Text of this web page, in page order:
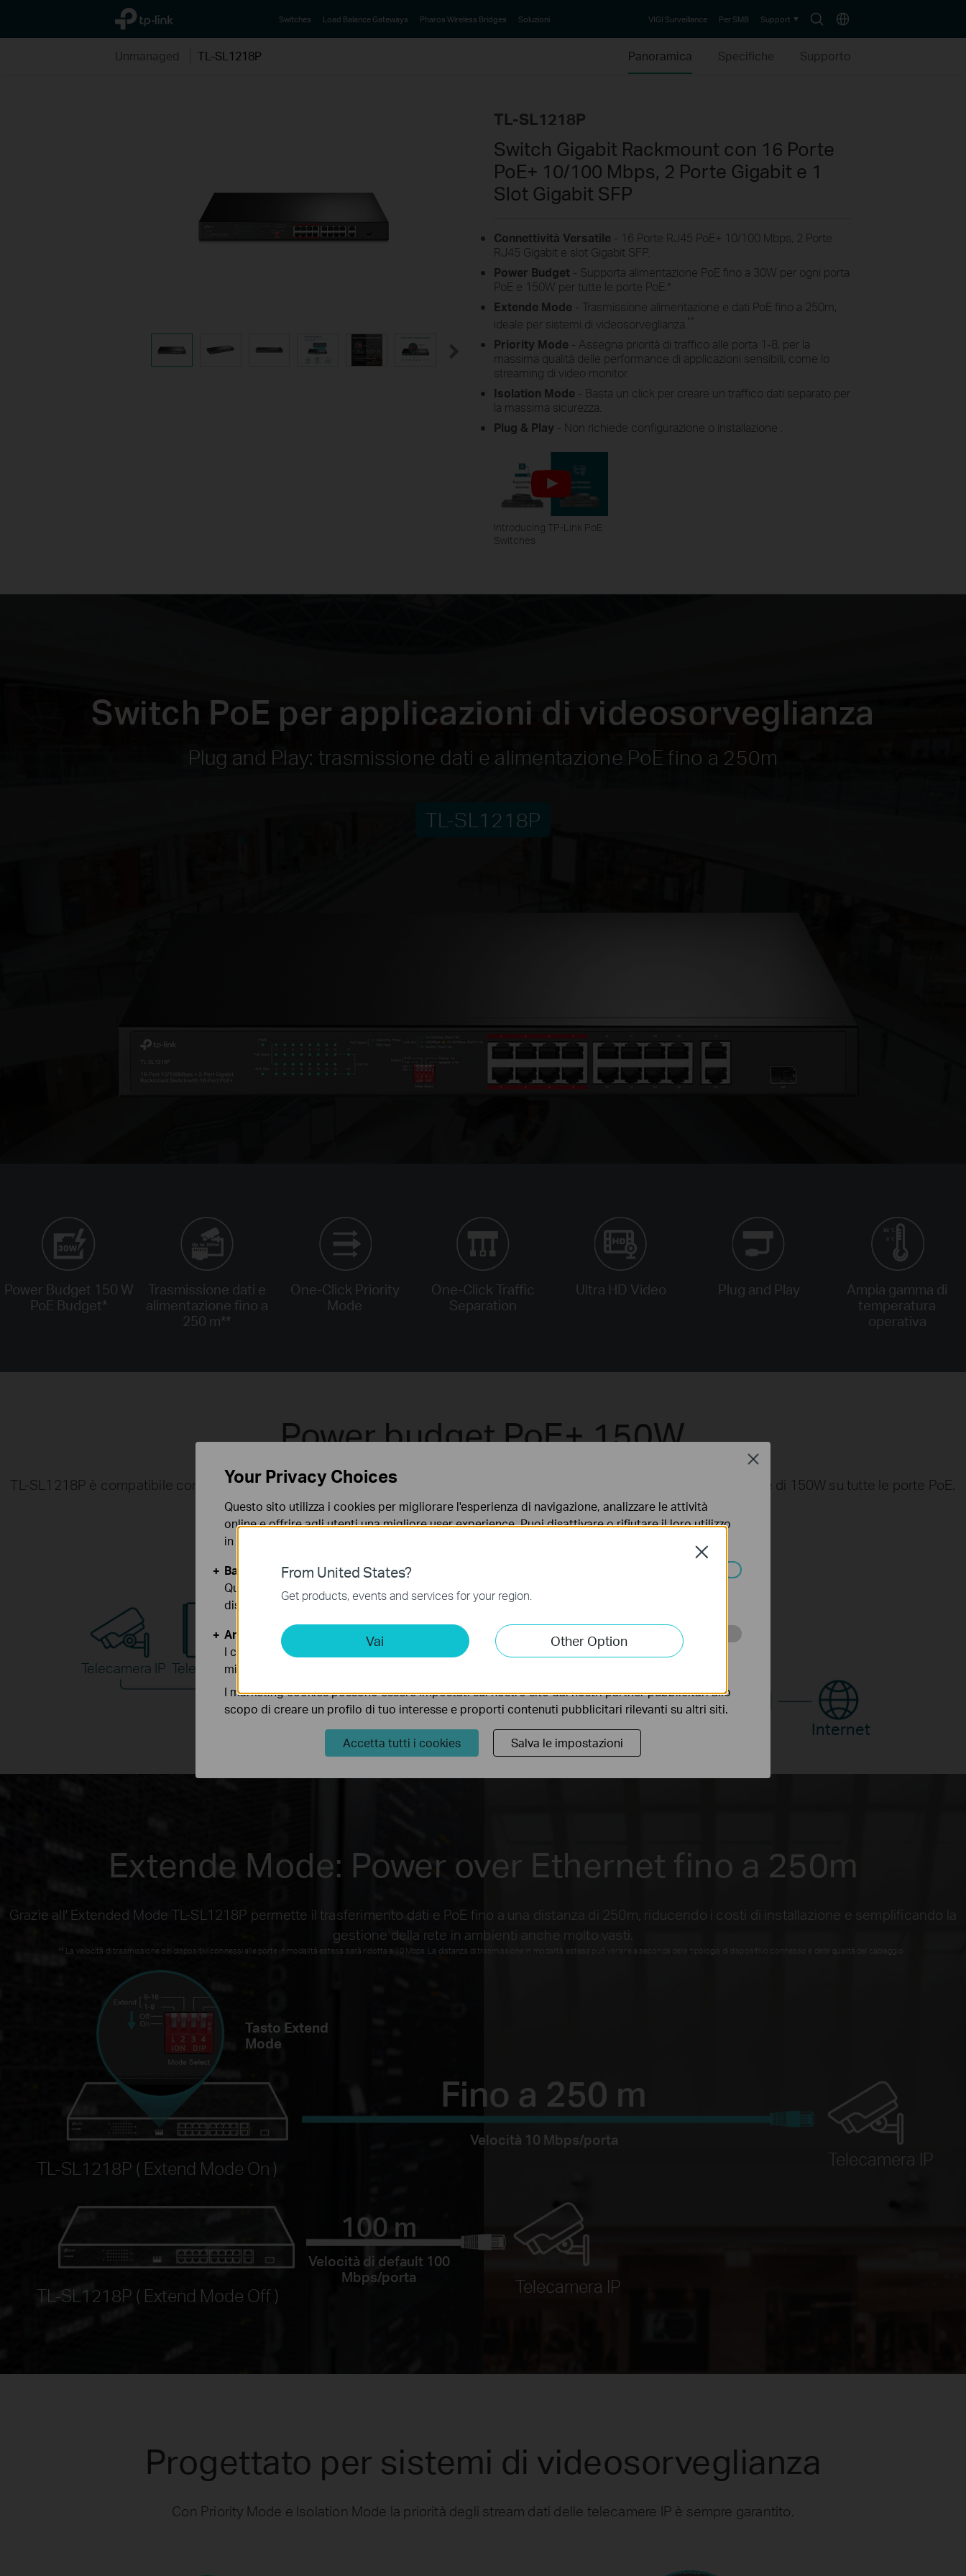
TP-Link, Reliably Smart
SearchChoose
Switches Load Balance Gateways Pharos Wireless Bridges Soluzioni VIGI Surveillance Per SMB Support
Unmanaged TL-SL1218P Panoramica Specifiche Supporto
TL-SL1218P
Switch Gigabit Rackmount con 16 Porte
PoE+ 10/100 Mbps, 2 Porte Gigabit e 1
Slot Gigabit SFP
Connettività Versatile - 16 Porte RJ45 PoE+ 10/100 Mbps, 2 Porte
RJ45 Gigabit e slot Gigabit SFP.
Power Budget - Supporta alimentazione PoE fino a 30W per ogni porta
PoE e 150W per tutte le porte PoE. *
Extende Mode - Trasmissione alimentazione e dati PoE fino a 250m,
ideale per sistemi di videosorveglianza. **
Priority Mode - Assegna priorità di traffico alle porta 1-8, per la
massima qualità delle performance di applicazioni sensibili, come lo
streaming di video monitor.
Isolation Mode - Basta un click per creare un traffico dati separato per
la massima sicurezza.
Plug & Play - Non richiede configurazione o installazione .
Introducing TP-Link PoE
Switches
Switch PoE per applicazioni di videosorveglianza
Plug and Play: trasmissione dati e alimentazione PoE fino a 250m
TL-SL1218P
Power Budget 150 W
PoE Budget*
Trasmissione dati e
alimentazione fino a
250 m**
One-Click Priority
Mode
One-Click Traffic
Separation
Ultra HD Video Plug and Play
Ampia gamma di
temperatura
operativa
Power budget PoE+ 150W
TL-SL1218P è compatibile con lo standard 802.3af/at PoE+, in grado di erogare fino a 30W per singola porta, fino ad un totale di 150W su tutte le porte PoE.
Fino a 30 W per Porta
Power Budget Totale 150 W
TL-SL1218P Internet
Telecamera IP Telefono IP
Extende Mode: Power over Ethernet fino a 250m
Grazie all' Extended Mode TL-SL1218P permette il trasferimento dati e PoE fino a una distanza di 250m, riducendo i costi di installazione e semplificando la
gestione della rete in ambienti anche molto vasti.
** La velocità di trasmissione dei dispositivi connessi alle porte in modalità estesa sarà ridotta a 10Mbps. La distanza di trasmissione in modalità estesa può variare a seconda della tipologia di dispositivo connesso e della qualità del cablaggio.
Tasto Extend
Mode
TL-SL1218P ( Extend Mode On )
Fino a 250 m
Velocità 10 Mbps/porta
Telecamera IP
TL-SL1218P ( Extend Mode Off )
100 m
Velocità di default 100
Mbps/porta
Telecamera IP
Progettato per sistemi di videosorveglianza
Con Priority Mode e Isolation Mode la priorità degli stream dati delle telecamere IP è sempre garantito.
From United States?
Get products, events and services for your region.
Vai Other Option
Close
Your Privacy Choices
Questo sito utilizza i cookies per migliorare l'esperienza di navigazione, analizzare le attività
online e offrire agli utenti una migliore user experience. Puoi disattivare o rifiutare il loro utilizzo
in qualunque momento. Per maggiori informazioni consulta la nostra
Basic Cookies
Questi cookies sono necessari per il corretto funzionamento del sito e non possono essere
disattivati nel tuo sistema.
Analytics e Marketing Cookies
I cookies analitici ci permettono di analizzare le tue attività sul nostro sito allo scopo di
migliorarne le funzionalità.
I marketing cookies possono essere impostati sul nostro sito dai nostri partner pubblicitari allo
scopo di creare un profilo di tuo interesse e proporti contenuti pubblicitari rilevanti su altri siti.
Accetta tutti i cookies Salva le impostazioni
Close